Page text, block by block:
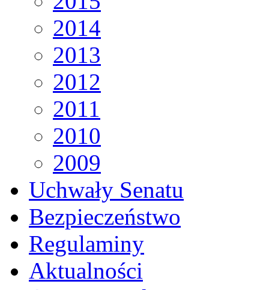
2014
2013
2012
2011
2010
2009
Uchwały Senatu
Bezpieczeństwo
Regulaminy
Aktualności